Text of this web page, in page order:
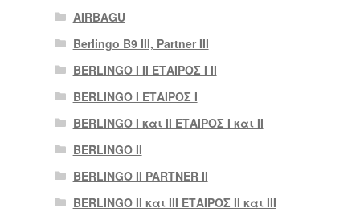
AIRBAGU
Berlingo B9 III, Partner III
BERLINGO I II ΕΤΑΙΡΟΣ I II
BERLINGO I ΕΤΑΙΡΟΣ Ι
BERLINGO I και II ΕΤΑΙΡΟΣ I και II
BERLINGO II
BERLINGO II PARTNER II
BERLINGO II και III ΕΤΑΙΡΟΣ II και III